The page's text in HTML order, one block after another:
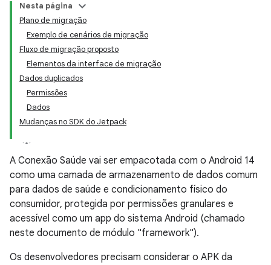
Nesta página
Plano de migração
Exemplo de cenários de migração
Fluxo de migração proposto
Elementos da interface de migração
Dados duplicados
Permissões
Dados
Mudanças no SDK do Jetpack
A Conexão Saúde vai ser empacotada com o Android 14
como uma camada de armazenamento de dados comum
para dados de saúde e condicionamento físico do
consumidor, protegida por permissões granulares e
acessível como um app do sistema Android (chamado
neste documento de módulo "framework").
Os desenvolvedores precisam considerar o APK da